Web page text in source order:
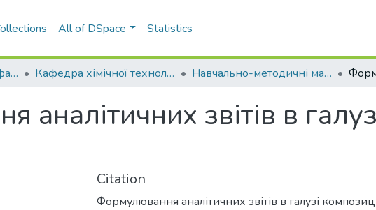
All of DSpace Statistics
Хіміко-технологічний факультет (ХТФ) Кафедра хімічної технології композиційних матеріалів (ХТКМ) Навчально-методичні матеріали (ХТКМ)
аналітичних звітів в
Citation
Формулювання аналітичних звітів в галузі